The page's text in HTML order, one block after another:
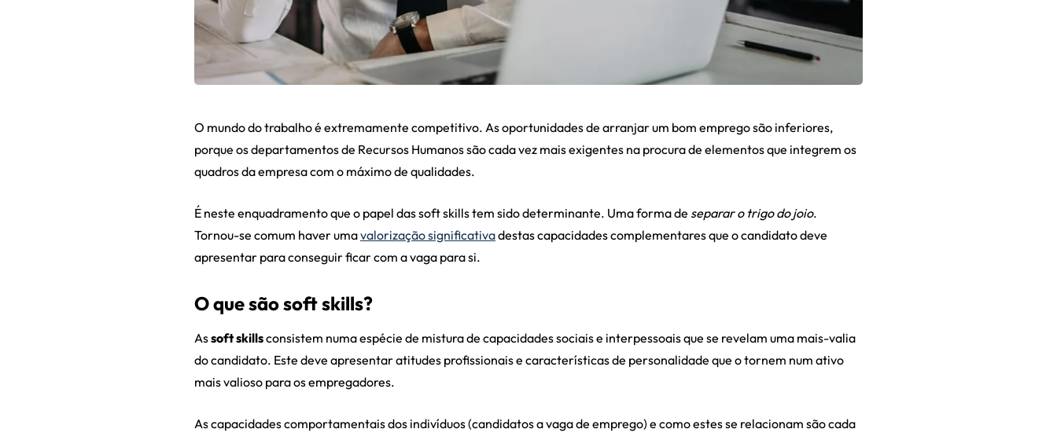
O mundo do trabalho é extremamente competitivo. As oportunidades de arranjar um bom emprego são inferiores,
porque os departamentos de Recursos Humanos são cada vez mais exigentes na procura de elementos que integrem os
quadros da empresa com o máximo de qualidades.
É neste enquadramento que o papel das soft skills tem sido determinante. Uma forma de separar o trigo do joio.
Tornou-se comum haver umavalorização significativadestas capacidades complementares que o candidato deve
apresentar para conseguir ficar com a vaga para si.
O que são soft skills?
Assoft skillsconsistem numa espécie de mistura de capacidades sociais e interpessoais que se revelam uma mais-valia
do candidato. Este deve apresentar atitudes profissionais e características de personalidade que o tornem num ativo
mais valioso para os empregadores.
As capacidades comportamentais dos indivíduos (candidatos a vaga de emprego) e como estes se relacionam são cada